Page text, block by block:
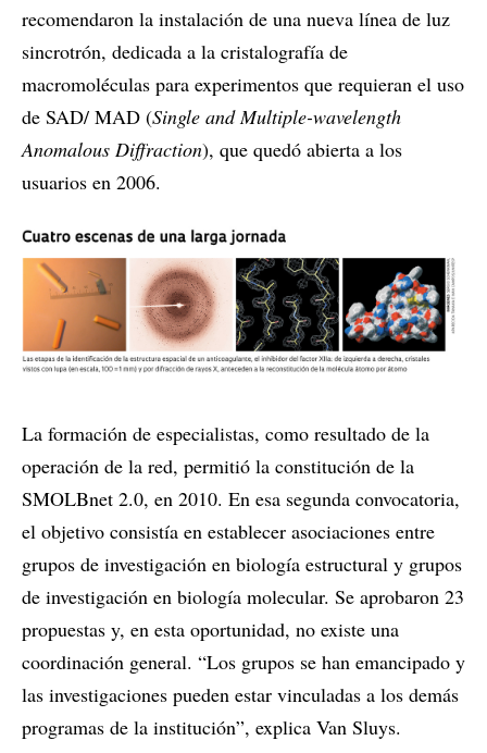
recomendaron la instalación de una nueva línea de luz
sincrotrón, dedicada a la cristalografía de
macromoléculas para experimentos que requieran el uso
de SAD/ MAD (Single and Multiple-wavelength
Anomalous Diffraction), que quedó abierta a los
usuarios en 2006.
La formación de especialistas, como resultado de la
operación de la red, permitió la constitución de la
SMOLBnet 2.0, en 2010. En esa segunda convocatoria,
el objetivo consistía en establecer asociaciones entre
grupos de investigación en biología estructural y grupos
de investigación en biología molecular. Se aprobaron 23
propuestas y, en esta oportunidad, no existe una
coordinación general. “Los grupos se han emancipado y
las investigaciones pueden estar vinculadas a los demás
programas de la institución”, explica Van Sluys.